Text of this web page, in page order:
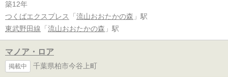
築12年
つくばエクスプレス
「 流山おおたかの森 」駅
東武野田線 「 流山おおたかの森 」駅
マノア・ロア
掲載中 千葉県柏市今谷上町